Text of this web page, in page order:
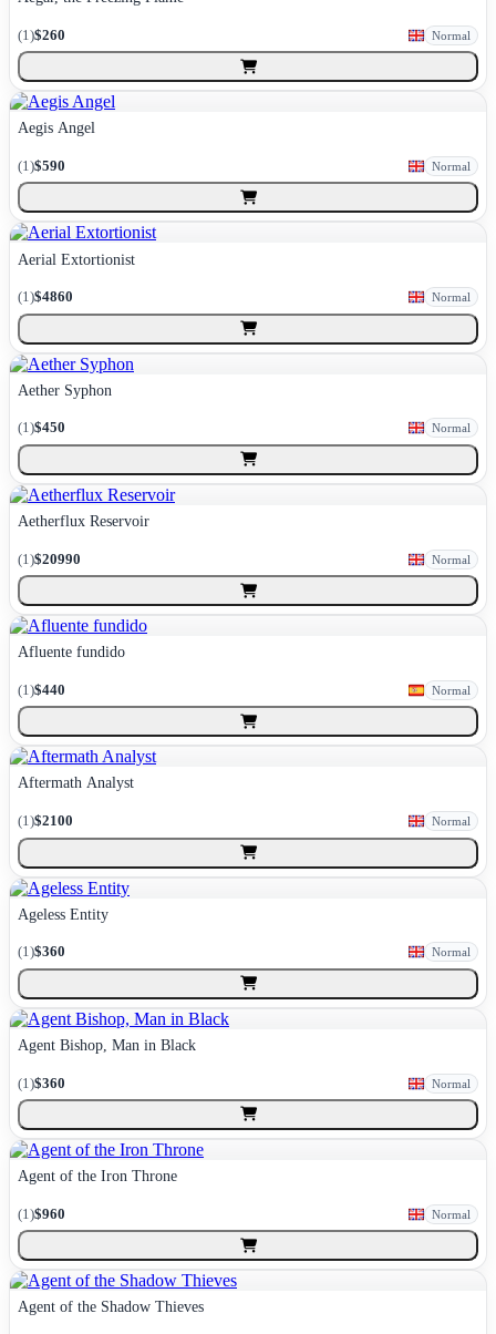
(1)$260 Normal
Aegis Angel
(1)$590 Normal
Aerial Extortionist
(1)$4860 Normal
Aether Syphon
(1)$450 Normal
Aetherflux Reservoir
(1)$20990 Normal
Afluente fundido
(1)$440 Normal
Aftermath Analyst
(1)$2100 Normal
Ageless Entity
(1)$360 Normal
Agent Bishop, Man in Black
(1)$360 Normal
Agent of the Iron Throne
(1)$960 Normal
Agent of the Shadow Thieves